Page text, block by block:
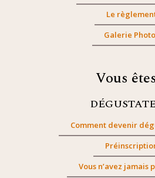
Le
Galerie
Vous
Comment devenir
Vous n’avez jamais